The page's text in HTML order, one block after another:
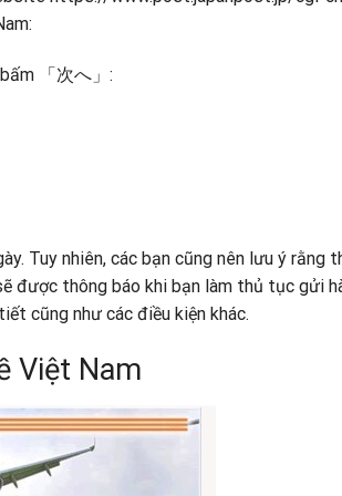
「次へ」:
Tuy nhiên, các bạn cũng nên lưu ý rằng
được thông báo khi bạn làm thủ tục gửi
cũng như các điều kiện khác.
Việt Nam